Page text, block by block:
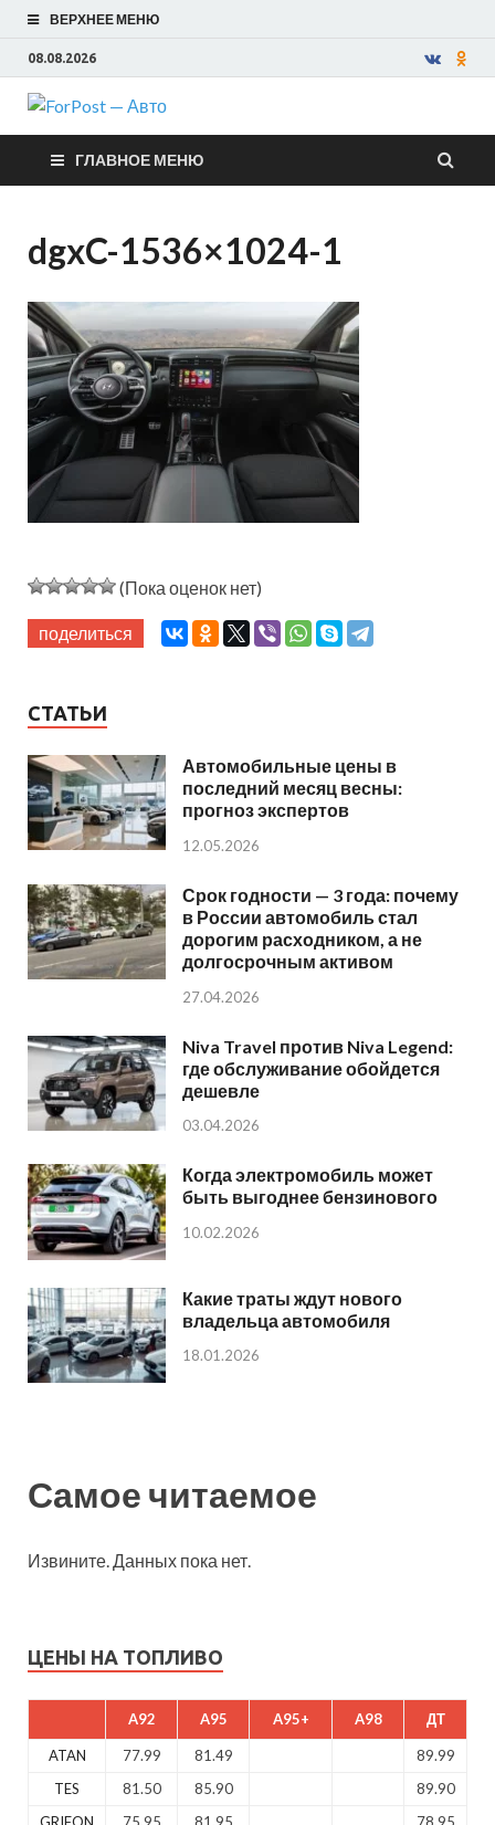
ВЕРХНЕЕ МЕНЮ
08.08.2026
ForPost —
Авто
ГЛАВНОЕ МЕНЮ
dgxC-1536×1024-1
(Пока оценок нет)
поделиться
СТАТЬИ
Автомобильные цены в
последний месяц весны:
прогноз экспертов
12.05.2026
Срок годности — 3 года: почему
в России автомобиль стал
дорогим расходником, а не
долгосрочным активом
27.04.2026
Niva Travel против Niva Legend:
где обслуживание обойдется
дешевле
03.04.2026
Когда электромобиль может
быть выгоднее бензинового
10.02.2026
Какие траты ждут нового
владельца автомобиля
18.01.2026
Самое читаемое
Извините. Данных пока нет.
ЦЕНЫ НА ТОПЛИВО
A92 A95 A95+ A98 ДТ
ATAN 77.99 81.49
89.99
TES
81.50 85.90
89.90